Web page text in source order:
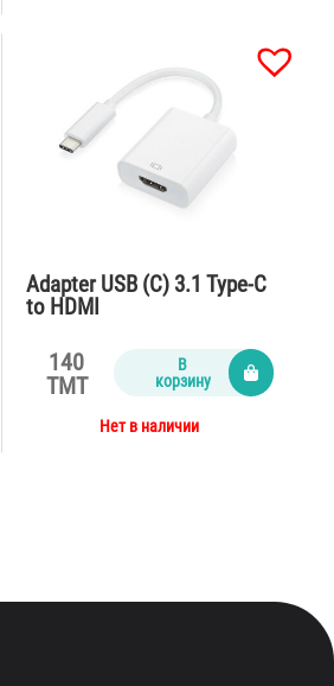
Adapter USB (C) 3.1 Type-C
to HDMI
140
TMT
В
корзину
Нет в наличии